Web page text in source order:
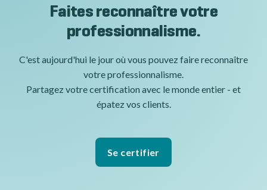
Faites reconnaître votre
professionnalisme.
C'est aujourd'hui le jour où vous pouvez faire reconnaître
votre professionnalisme.
Partagez votre certification avec le monde entier - et
épatez vos clients.
Se certifier